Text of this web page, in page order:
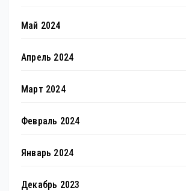
Май 2024
Апрель 2024
Март 2024
Февраль 2024
Январь 2024
Декабрь 2023